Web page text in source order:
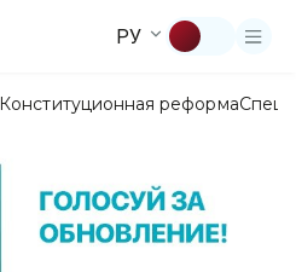
РУ
Конституционная реформа